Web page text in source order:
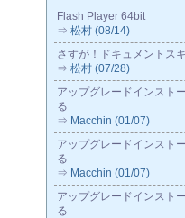
Flash Player 64bit
⇒松村 (08/14)
さすが！ドキュメントス
⇒松村 (07/28)
アップグレードインスト
る
⇒ Macchin (01/07)
アップグレードインスト
る
⇒ Macchin (01/07)
アップグレードインスト
る